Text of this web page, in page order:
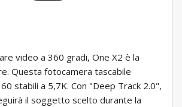
video a 360 gradi, One X2 è la
Questa fotocamera tascabile
stabili a 5,7K. Con "Deep Track 2.0",
il soggetto scelto durante la